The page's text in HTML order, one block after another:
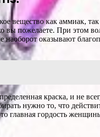
вещество как аммиак,
вы пожелаете. При
наоборот оказывают
краска, и не
нужно то, что
главная гордость